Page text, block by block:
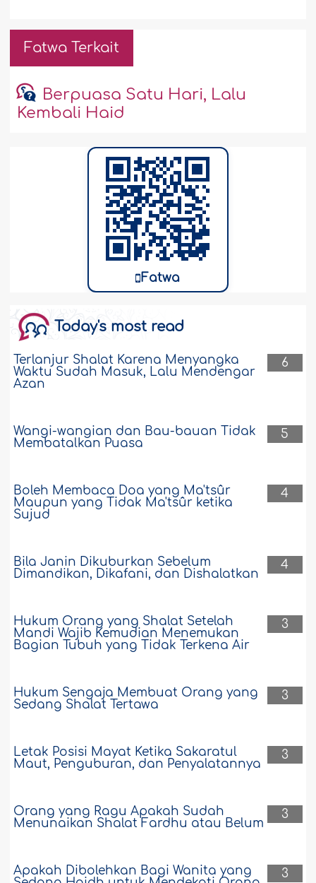
Fatwa Terkait
Berpuasa Satu Hari, Lalu
Kembali Haid
Fatwa
Today's most read
6
Terlanjur Shalat Karena Menyangka
Waktu Sudah Masuk, Lalu Mendengar
Azan
5
Wangi-wangian dan Bau-bauan Tidak
Membatalkan Puasa
4
Boleh Membaca Doa yang Ma'tsûr
Maupun yang Tidak Ma'tsûr ketika
Sujud
4
Bila Janin Dikuburkan Sebelum
Dimandikan, Dikafani, dan Dishalatkan
3
Hukum Orang yang Shalat Setelah
Mandi Wajib Kemudian Menemukan
Bagian Tubuh yang Tidak Terkena Air
3
Hukum Sengaja Membuat Orang yang
Sedang Shalat Tertawa
3
Letak Posisi Mayat Ketika Sakaratul
Maut, Penguburan, dan Penyalatannya
3
Orang yang Ragu Apakah Sudah
Menunaikan Shalat Fardhu atau Belum
3
Apakah Dibolehkan Bagi Wanita yang